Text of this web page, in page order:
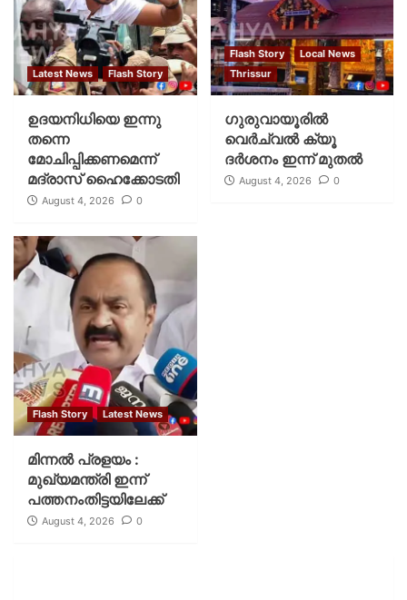
Latest News Flash Story
ഉദയനിധിയെ ഇന്നു
തന്നെ
മോചിപ്പിക്കണമെന്ന്
മദ്രാസ് ഹൈക്കോടതി
August 4, 2026 0
Flash Story
Local News
Thrissur
ഗുരുവായൂരില്‍
വെര്‍ച്വല്‍ ക്യൂ
ദര്‍ശനം ഇന്ന് മുതല്‍
August 4, 2026 0
Flash Story Latest News
മിന്നല്‍ പ്രളയം :
മുഖ്യമന്ത്രി ഇന്ന്
പത്തനംതിട്ടയിലേക്ക്
August 4, 2026 0